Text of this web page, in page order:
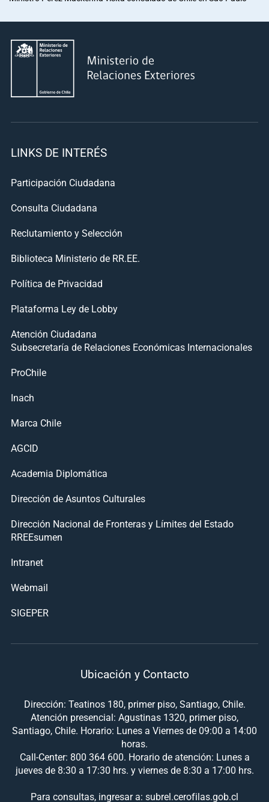
LINKS DE INTERÉS
Participación Ciudadana
Consulta Ciudadana
Reclutamiento y Selección
Biblioteca Ministerio de RR.EE.
Política de Privacidad
Plataforma Ley de Lobby
Atención Ciudadana
Subsecretaría de Relaciones Económicas Internacionales
ProChile
Inach
Marca Chile
AGCID
Academia Diplomática
Dirección de Asuntos Culturales
Dirección Nacional de Fronteras y Límites del Estado
RREEsumen
Intranet
Webmail
SIGEPER
Ubicación y Contacto
Dirección: Teatinos 180, primer piso, Santiago, Chile.
Atención presencial: Agustinas 1320, primer piso,
Santiago, Chile. Horario: Lunes a Viernes de 09:00 a 14:00
horas.
Call-Center: 800 364 600. Horario de atención: Lunes a
jueves de 8:30 a 17:30 hrs. y viernes de 8:30 a 17:00 hrs.
Para consultas, ingresar a: subrel.cerofilas.gob.cl